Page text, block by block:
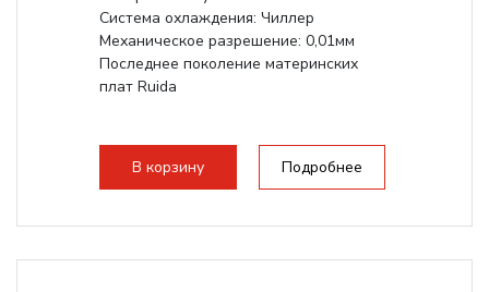
Система охлаждения: Чиллер
Механическое разрешение: 0,01мм
Последнее поколение материнских
плат Ruida
В корзину Подробнее